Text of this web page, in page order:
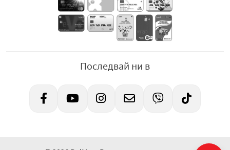
Последвай ни в